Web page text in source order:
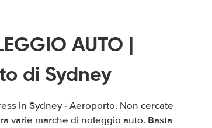
AUTO |
di Sydney
in Sydney - Aeroporto. Non cercate
varie marche di noleggio auto. Basta